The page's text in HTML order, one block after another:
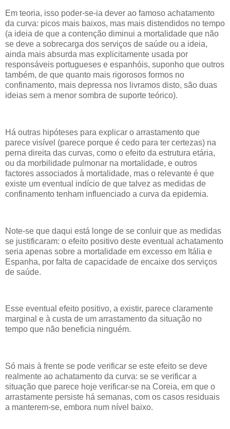
Em teoria, isso poder-se-ia dever ao famoso achatamento
da curva: picos mais baixos, mas mais distendidos no tempo
(a ideia de que a contenção diminui a mortalidade que não
se deve a sobrecarga dos serviços de saúde ou a ideia,
ainda mais absurda mas explicitamente usada por
responsáveis portugueses e espanhóis, suponho que outros
também, de que quanto mais rigorosos formos no
confinamento, mais depressa nos livramos disto, são duas
ideias sem a menor sombra de suporte teórico).
Há outras hipóteses para explicar o arrastamento que
parece visível (parece porque é cedo para ter certezas) na
perna direita das curvas, como o efeito da estrutura etária,
ou da morbilidade pulmonar na mortalidade, e outros
factores associados à mortalidade, mas o relevante é que
existe um eventual indício de que talvez as medidas de
confinamento tenham influenciado a curva da epidemia.
Note-se que daqui está longe de se conluir que as medidas
se justificaram: o efeito positivo deste eventual achatamento
seria apenas sobre a mortalidade em excesso em Itália e
Espanha, por falta de capacidade de encaixe dos serviços
de saúde.
Esse eventual efeito positivo, a existir, parece claramente
marginal e à custa de um arrastamento da situação no
tempo que não beneficia ninguém.
Só mais à frente se pode verificar se este efeito se deve
realmente ao achatamento da curva: se se verificar a
situação que parece hoje verificar-se na Coreia, em que o
arrastamente persiste há semanas, com os casos residuais
a manterem-se, embora num nível baixo.